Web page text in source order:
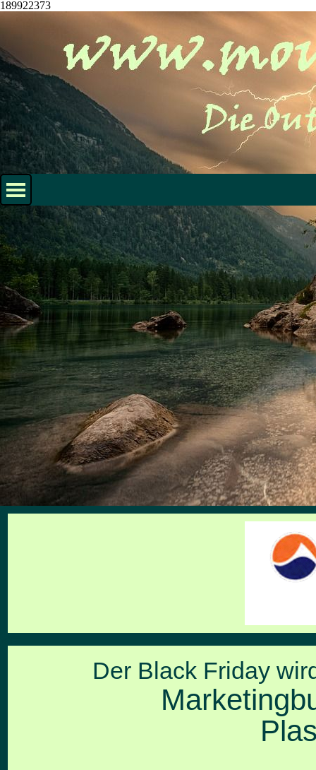
189922373
Direkt zum Seiteninhalt
Der Black Friday